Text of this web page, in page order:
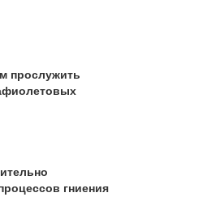
прослужить
гниения